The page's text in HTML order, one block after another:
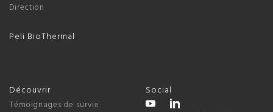
Direction
Peli BioThermal
Découvrir
Témoignages de survie
Social